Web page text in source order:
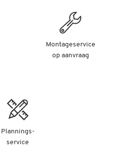
Montageservice
op aanvraag
Plannings-
service